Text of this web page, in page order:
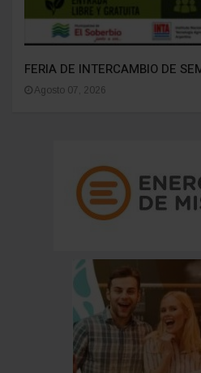
FERIA DE INTERCAMBIO DE
Agosto 07, 2026